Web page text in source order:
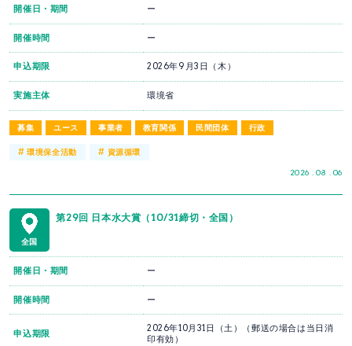
募集 ユース 事業者 教育関係 民間団体 行政
2026 . 08 . 06
開催日・期間 ー
開催時間 ー
申込期限 2026年9月3日（木）
実施主体 環境省
#環境保全活動 # 資源循環
全国
第29回 日本水大賞（10/31締切・全国）
開催日・期間 ー
開催時間 ー
申込期限
2026年10月31日（土）（郵送の場合は当日消
印有効）